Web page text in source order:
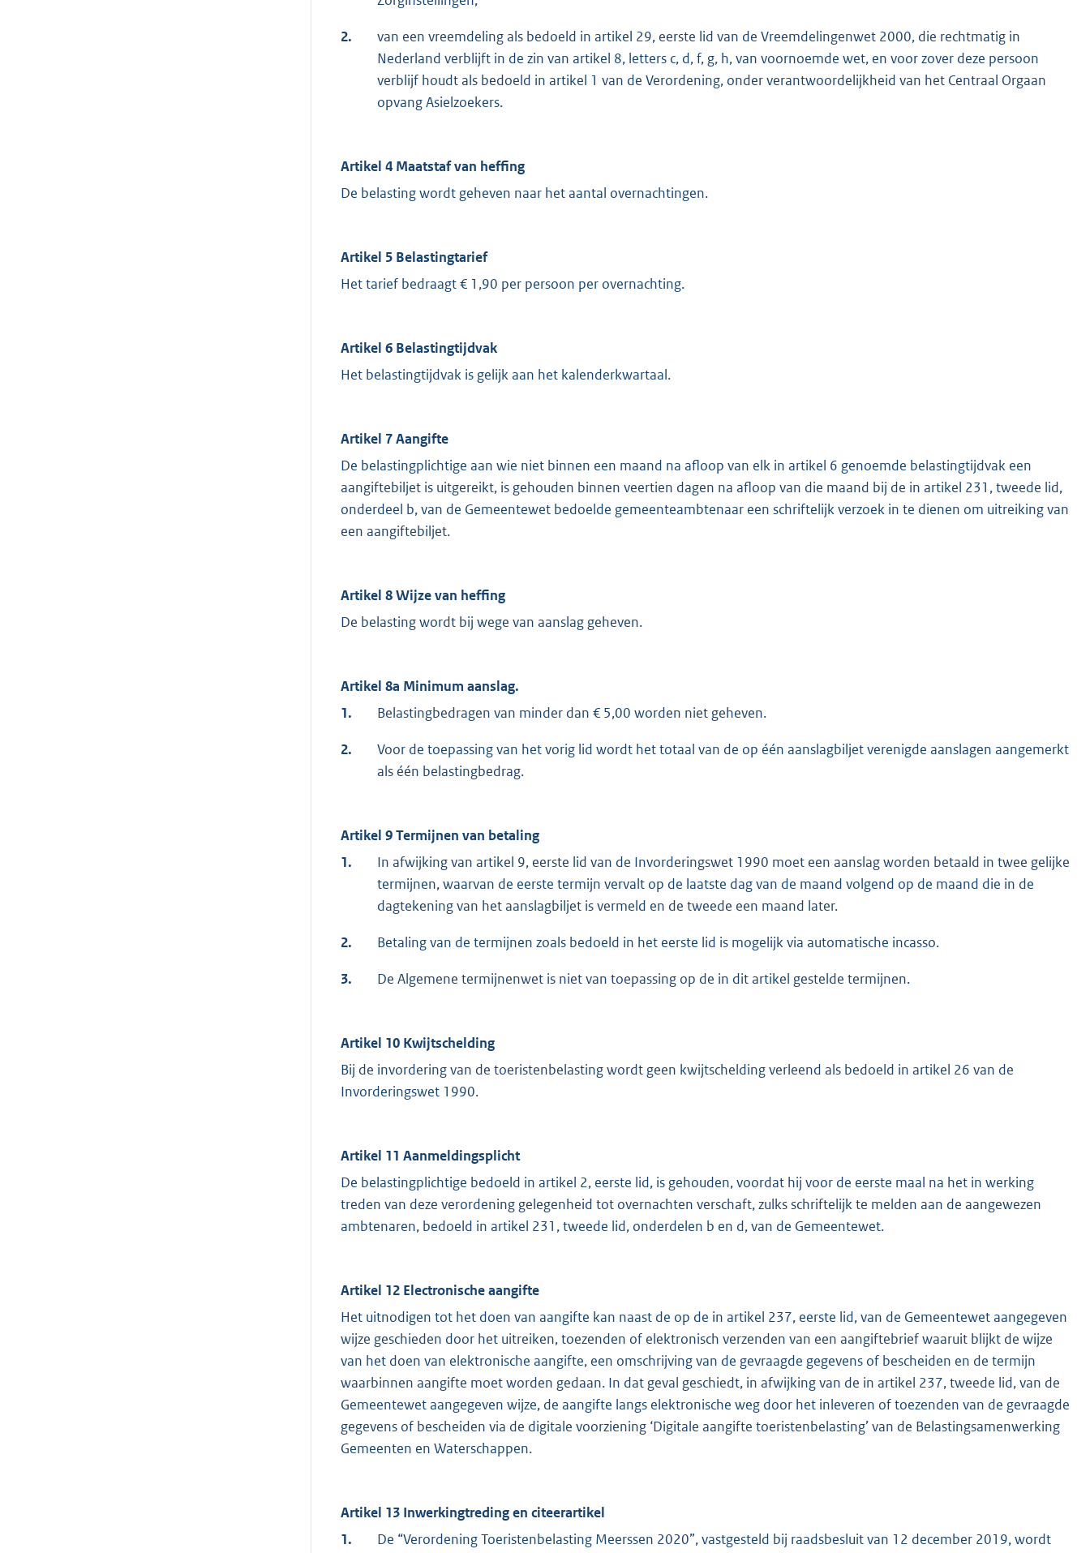
2.
van een vreemdeling als bedoeld in artikel 29, eerste lid van de Vreemdelingenwet 2000, die rechtmatig in
Nederland verblijft in de zin van artikel 8, letters c, d, f, g, h, van voornoemde wet, en voor zover deze persoon
verblijf houdt als bedoeld in artikel 1 van de Verordening, onder verantwoordelijkheid van het Centraal Orgaan
opvang Asielzoekers.
Artikel 4 Maatstaf van heffing
De belasting wordt geheven naar het aantal overnachtingen.
Artikel 5 Belastingtarief
Het tarief bedraagt € 1,90 per persoon per overnachting.
Artikel 6 Belastingtijdvak
Het belastingtijdvak is gelijk aan het kalenderkwartaal.
Artikel 7 Aangifte
De belastingplichtige aan wie niet binnen een maand na afloop van elk in artikel 6 genoemde belastingtijdvak een
aangiftebiljet is uitgereikt, is gehouden binnen veertien dagen na afloop van die maand bij de in artikel 231, tweede lid,
onderdeel b, van de Gemeentewet bedoelde gemeenteambtenaar een schriftelijk verzoek in te dienen om uitreiking van
een aangiftebiljet.
Artikel 8 Wijze van heffing
De belasting wordt bij wege van aanslag geheven.
Artikel 8a Minimum aanslag.
1.
Belastingbedragen van minder dan € 5,00 worden niet geheven.
2.
Voor de toepassing van het vorig lid wordt het totaal van de op één aanslagbiljet verenigde aanslagen aangemerkt
als één belastingbedrag.
Artikel 9 Termijnen van betaling
1.
In afwijking van artikel 9, eerste lid van de Invorderingswet 1990 moet een aanslag worden betaald in twee gelijke
termijnen, waarvan de eerste termijn vervalt op de laatste dag van de maand volgend op de maand die in de
dagtekening van het aanslagbiljet is vermeld en de tweede een maand later.
2. Betaling van de termijnen zoals bedoeld in het eerste lid is mogelijk via automatische incasso.
3. De Algemene termijnenwet is niet van toepassing op de in dit artikel gestelde termijnen.
Artikel 10 Kwijtschelding
Bij de invordering van de toeristenbelasting wordt geen kwijtschelding verleend als bedoeld in artikel 26 van de
Invorderingswet 1990.
Artikel 11 Aanmeldingsplicht
De belastingplichtige bedoeld in artikel 2, eerste lid, is gehouden, voordat hij voor de eerste maal na het in werking
treden van deze verordening gelegenheid tot overnachten verschaft, zulks schriftelijk te melden aan de aangewezen
ambtenaren, bedoeld in artikel 231, tweede lid, onderdelen b en d, van de Gemeentewet.
Artikel 12 Electronische aangifte
Het uitnodigen tot het doen van aangifte kan naast de op de in artikel 237, eerste lid, van de Gemeentewet aangegeven
wijze geschieden door het uitreiken, toezenden of elektronisch verzenden van een aangiftebrief waaruit blijkt de wijze
van het doen van elektronische aangifte, een omschrijving van de gevraagde gegevens of bescheiden en de termijn
waarbinnen aangifte moet worden gedaan. In dat geval geschiedt, in afwijking van de in artikel 237, tweede lid, van de
Gemeentewet aangegeven wijze, de aangifte langs elektronische weg door het inleveren of toezenden van de gevraagde
gegevens of bescheiden via de digitale voorziening ‘Digitale aangifte toeristenbelasting’ van de Belastingsamenwerking
Gemeenten en Waterschappen.
Artikel 13 Inwerkingtreding en citeerartikel
1.
De “Verordening Toeristenbelasting Meerssen 2020”, vastgesteld bij raadsbesluit van 12 december 2019, wordt